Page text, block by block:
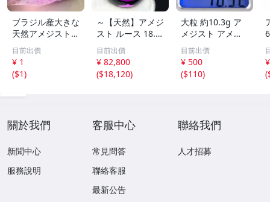
ブラジル産大きな
天然アメジスト結
晶551g［紫水
晶］1本剣^ ^綺麗
目前出價
¥ 1
($1)
～【天然】アメジ
スト ルース 18.7
g
目前出價
¥ 82,800
($18,120)
大粒 約10.3g ア
メジスト アメシ
スト ルース おま
とめ セット 宝石
色石 ルース ジュ
エリー 外し石 07
目前出價
¥ 500
($110)
(
關於我們
新聞中心
服務說明
客服中心
常見問答
聯絡客服
最新公告
聯絡我們
人才招募